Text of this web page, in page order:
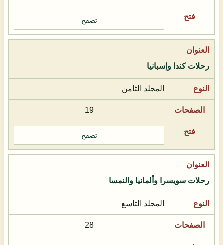
تصفح
رحلات كندا وإسبانيا
المجلد الثامن
19
تصفح
رحلات سويسرا وألمانيا والنمسا
المجلد التاسع
28